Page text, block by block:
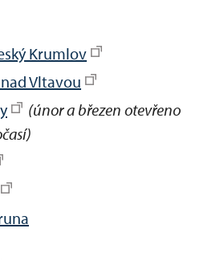
Krumlov
Vltavou
(únor a březen otevřeno